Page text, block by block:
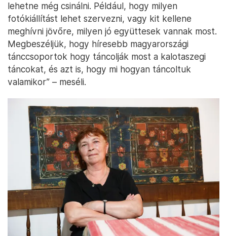
lehetne még csinálni. Például, hogy milyen
fotókiállítást lehet szervezni, vagy kit kellene
meghívni jövőre, milyen jó együttesek vannak most.
Megbeszéljük, hogy híresebb magyarországi
tánccsoportok hogy táncolják most a kalotaszegi
táncokat, és azt is, hogy mi hogyan táncoltuk
valamikor” – meséli.